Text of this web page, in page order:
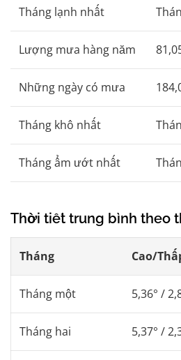
Tháng lạnh nhất
Lượng mưa hàng năm
Những ngày có mưa
Tháng khô nhất
Tháng ẩm ướt nhất
Thời tiết trung bình theo
Tháng Cao/
Tháng một 5,36° /
Tháng hai 5,37° /